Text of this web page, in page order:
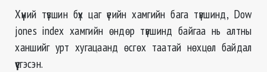
Хүүний түвшин бүх цаг үеийн хамгийн бага түвшинд, Dow
jones index хамгийн өндөр түвшинд байгаа нь алтны
ханшийг урт хугацаанд өсгөх таатай нөхцөл байдал
үүсгэсэн.